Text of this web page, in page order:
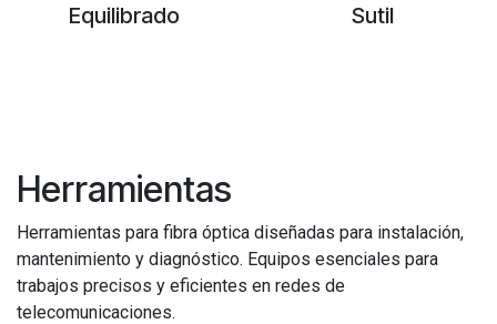
Equilibrado Sutil
Herramientas
Herramientas para fibra óptica diseñadas para instalación,
mantenimiento y diagnóstico. Equipos esenciales para
trabajos precisos y eficientes en redes de
telecomunicaciones.